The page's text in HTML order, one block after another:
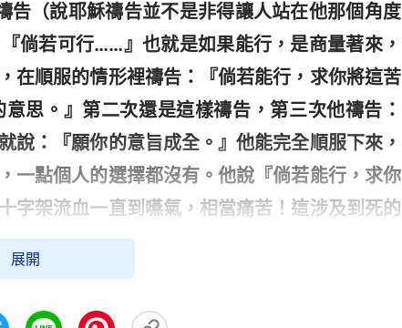
（說耶穌禱告並不是非得讓人站在他那個角度
倘若可行……』也就是如果能行，是商量著來，
在順服的情形裡禱告：『倘若能行，求你將這苦
思。』第二次還是這樣禱告，第三次他禱告：
說：『願你的意旨成全。』他能完全順服下來，
一點個人的選擇都沒有。他說『倘若能行，求你
字架流血一直到嚥氣，相當痛苦！這涉及到死的
前提下，所以他能那樣禱告，他想到那麼痛苦還
是正常的，他禱告並不是講條件，並不是說務必
第一次禱告的時候他不明白就說『倘若能行……
展開